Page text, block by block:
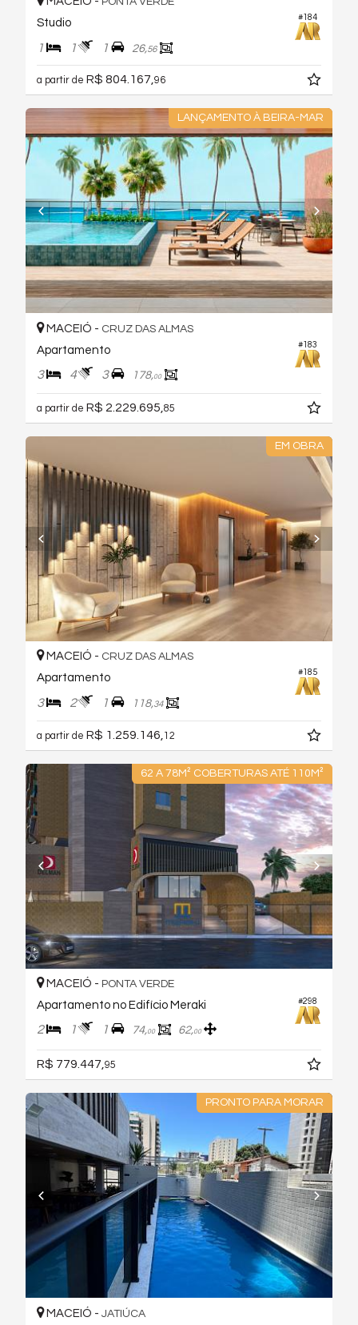
#184
Studio
1 1 1 26,56
a partir de R$ 804.167,96
LANÇAMENTO À BEIRA-MAR
#183
MACEIÓ - CRUZ DAS ALMAS
Apartamento
3 4 3 178,00
a partir de R$ 2.229.695, 85
EM OBRA
#185
MACEIÓ - CRUZ DAS ALMAS
Apartamento
3 2 1 118,34
a partir de R$ 1.259.146, 12
62 A 78M² COBERTURAS ATÉ 110M²
#298
MACEIÓ - PONTA VERDE
Apartamento no Edifício Meraki
2 1 1 74,00 62,00
R$ 779.447, 95
PRONTO PARA MORAR
MACEIÓ - JATIÚCA